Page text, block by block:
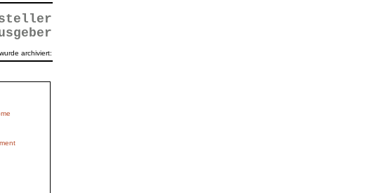
archiviert: